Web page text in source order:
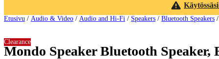
Etusivu / Audio & Video / Audio and Hi-Fi / Speakers / Bluetooth Speakers /
Mondo Speaker Bluetooth Speaker,
Clearance